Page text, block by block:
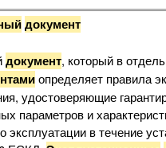
документ
документ, который в
определяет правила
удостоверяющие
параметров и
эксплуатации в течение